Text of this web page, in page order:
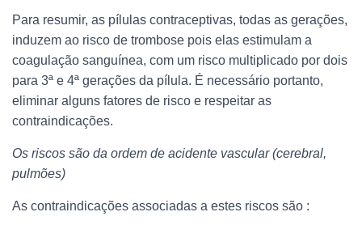
Para resumir, as pílulas contraceptivas, todas as gerações,
induzem ao risco de trombose pois elas estimulam a
coagulação sanguínea, com um risco multiplicado por dois
para 3ª e 4ª gerações da pílula. É necessário portanto,
eliminar alguns fatores de risco e respeitar as
contraindicações.
Os riscos são da ordem de acidente vascular (cerebral,
pulmões)
As contraindicações associadas a estes riscos são :